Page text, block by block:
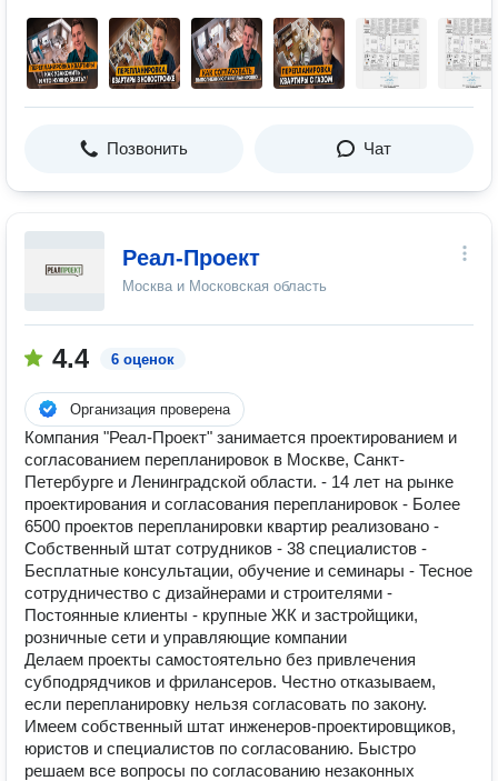
Позвонить Чат
Реал-Проект
Москва и Московская область
4.4 6 оценок
Организация проверена
Компания "Реал-Проект" занимается проектированием и
согласованием перепланировок в Москве, Санкт-
Петербурге и Ленинградской области. - 14 лет на рынке
проектирования и согласования перепланировок - Более
6500 проектов перепланировки квартир реализовано -
Собственный штат сотрудников - 38 специалистов -
Бесплатные консультации, обучение и семинары - Тесное
сотрудничество с дизайнерами и строителями -
Постоянные клиенты - крупные ЖК и застройщики,
розничные сети и управляющие компании
Делаем проекты самостоятельно без привлечения
субподрядчиков и фрилансеров. Честно отказываем,
если перепланировку нельзя согласовать по закону.
Имеем собственный штат инженеров-проектировщиков,
юристов и специалистов по согласованию. Быстро
решаем все вопросы по согласованию незаконных